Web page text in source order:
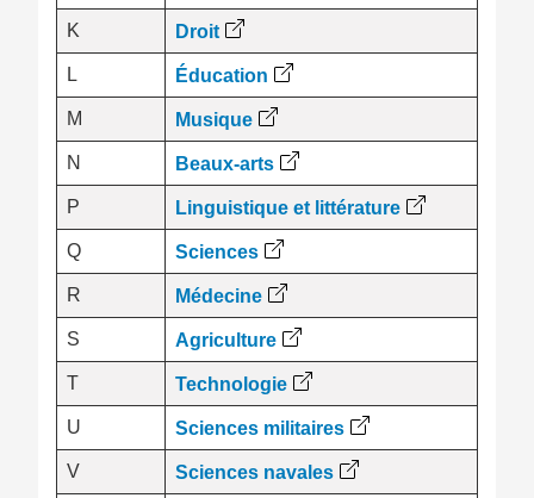
K Droit
L Éducation
M Musique
N Beaux-arts
P Linguistique et littérature
Q Sciences
R Médecine
S Agriculture
T Technologie
U Sciences militaires
V Sciences navales